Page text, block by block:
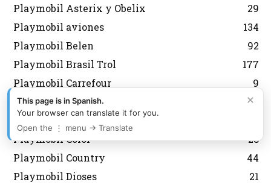
Playmobil Asterix y Obelix
29
Playmobil aviones
134
Playmobil Belen
92
Playmobil Brasil Trol
177
Playmobil Carrefour
9
Playmobil City
599
Playmobil Coleccionista
Playmobil Color
28
Playmobil Country
44
Playmobil Dioses
21
×
This page is in Spanish.
Your browser can translate it for you.
Open the ⋮ menu → Translate